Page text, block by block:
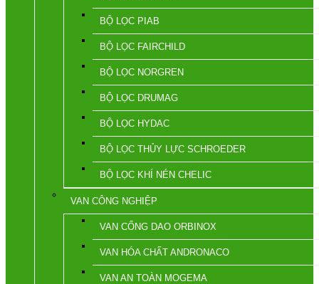
BỘ LỌC PIAB
BỘ LỌC FAIRCHILD
BỘ LỌC NORGREN
BỘ LỌC DRUMAG
BỘ LỌC HYDAC
BỘ LỌC THỦY LỰC SCHROEDER
BỘ LỌC KHÍ NÉN CHELIC
VAN CÔNG NGHIỆP
VAN CỔNG DAO ORBINOX
VAN HÓA CHẤT ANDRONACO
VAN AN TOÀN MOGEMA